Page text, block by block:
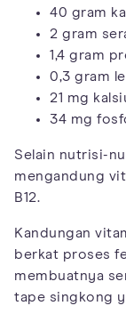
40 gram
2 gram
1,4 gram
0,3 gram
21 mg
34 mg
Selain nutrisi-
mengandung
B12.
Kandungan
berkat proses
membuatnya
tape singkong